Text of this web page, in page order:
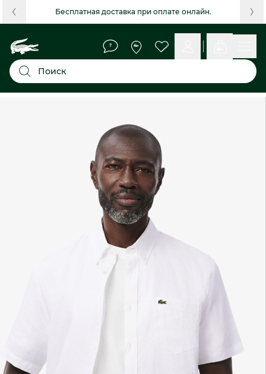
Бесплатная доставка при оплате онлайн.
Поиск